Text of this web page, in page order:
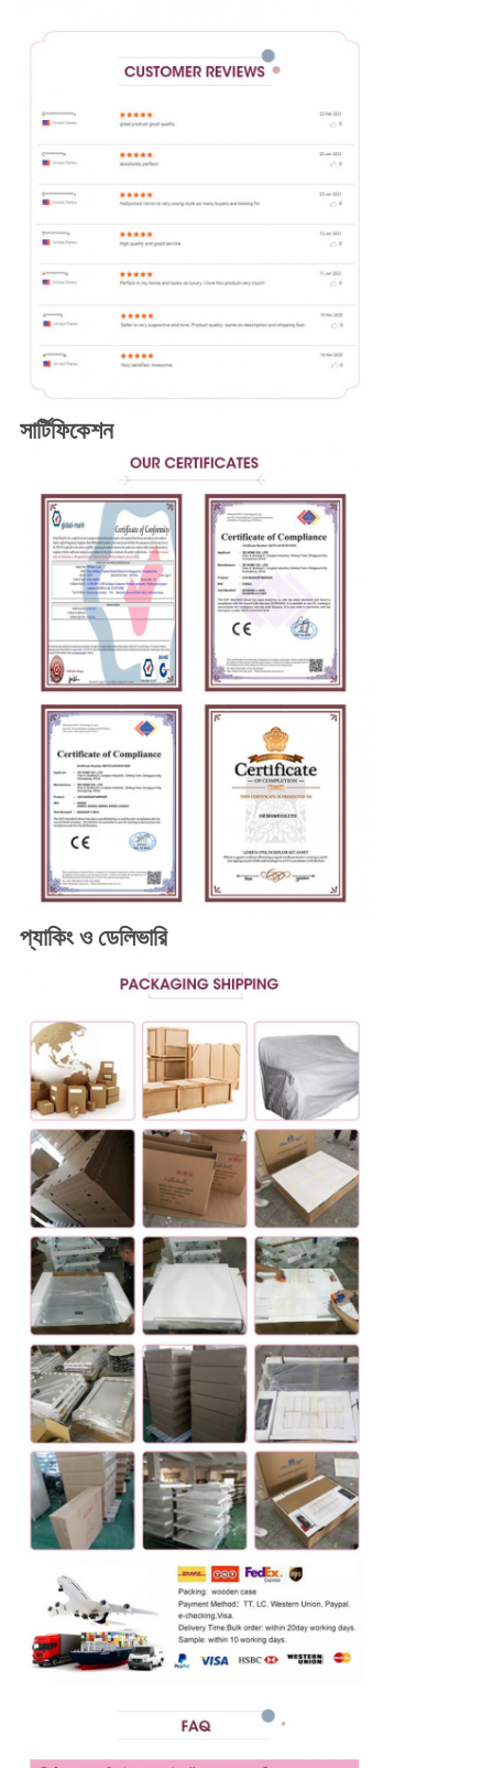
সার্টিফিকেশন
প্যাকিং ও ডেলিভারি